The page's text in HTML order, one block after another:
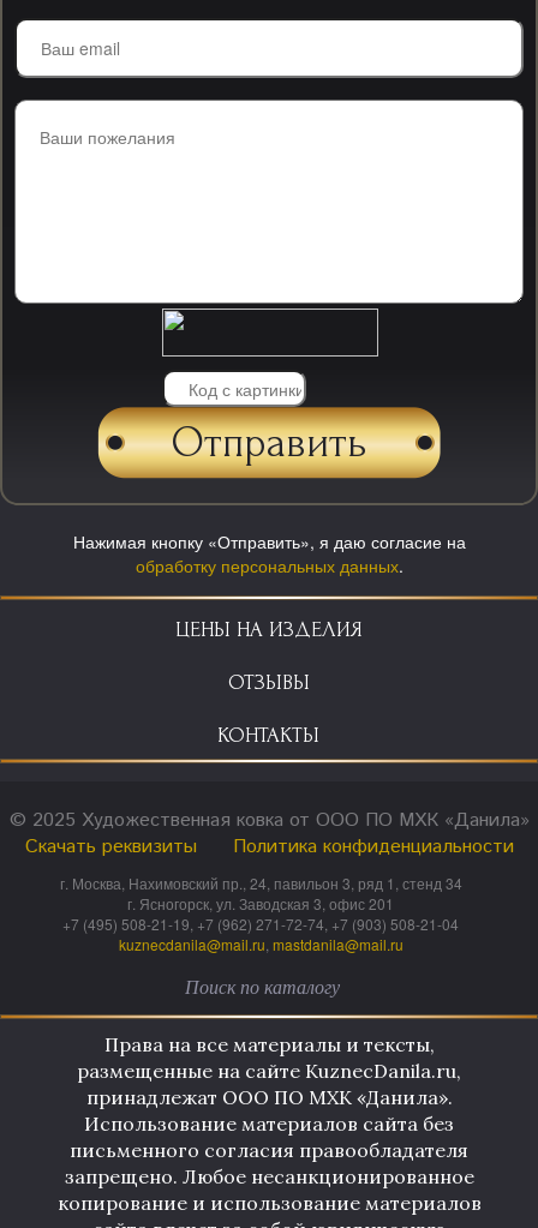
Нажимая кнопку «Отправить», я даю согласие на
обработку персональных данных.
ЦЕНЫ НА ИЗДЕЛИЯ
ОТЗЫВЫ
КОНТАКТЫ
© 2025 Художественная ковка от ООО ПО МХК «Данила»
Скачать реквизиты
Политика конфиденциальности
г. Москва, Нахимовский пр., 24, павильон 3, ряд 1, стенд 34
г. Ясногорск, ул. Заводская 3, офис 201
+7 (495) 508-21-19, +7 (962) 271-72-74, +7 (903) 508-21-04
kuznecdanila@mail.ru mastdanila@mail.ru
Права на все материалы и тексты,
размещенные на сайте KuznecDanila.ru,
принадлежат ООО ПО МХК «Данила».
Использование материалов сайта без
письменного согласия правообладателя
запрещено. Любое несанкционированное
копирование и использование материалов